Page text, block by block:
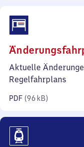
Aktuelle
Regelfahrplans
PDF (96 kB)